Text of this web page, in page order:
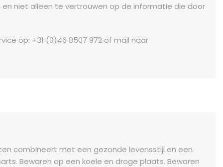
en niet alleen te vertrouwen op de informatie die door
op: +31 (0)46 8507 972 of mail naar
combineert met een gezonde levensstijl en een
Bewaren op een koele en droge plaats. Bewaren